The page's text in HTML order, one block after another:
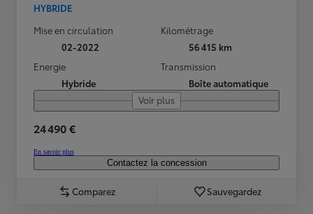
HYBRIDE
Mise en circulation
02-2022
Kilométrage
56 415 km
Energie
Hybride
Transmission
Boîte automatique
Voir plus
24 490 €
En savoir plus
Contactez la concession
Comparez Sauvegardez